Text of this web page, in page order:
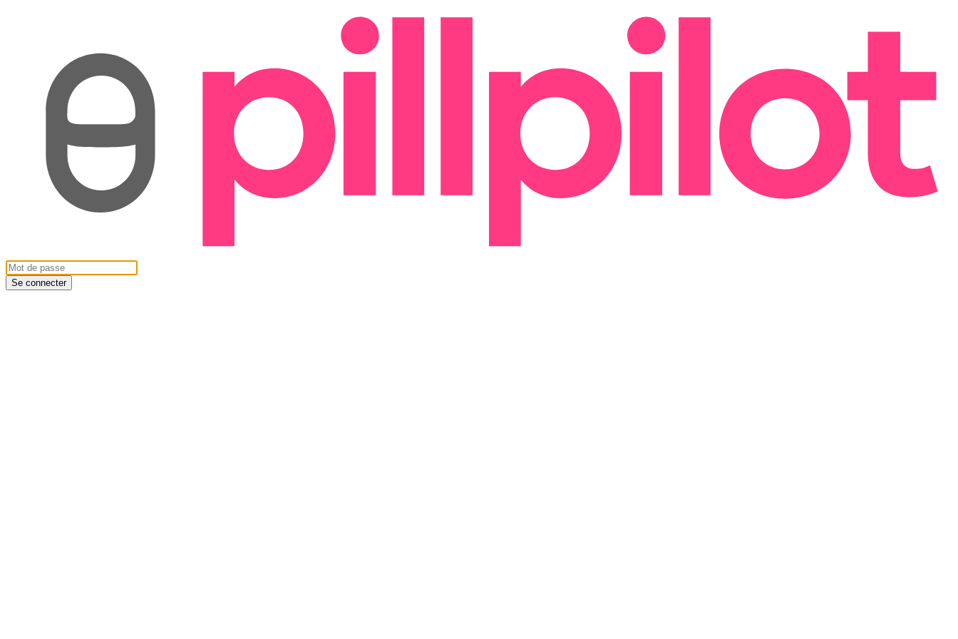
Se connecter